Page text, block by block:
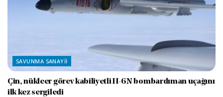
SAVUNMA SANAYII
Çin, nükleer görev kabiliyetli H-6N bombardıman uçağını
ilk kez sergiledi